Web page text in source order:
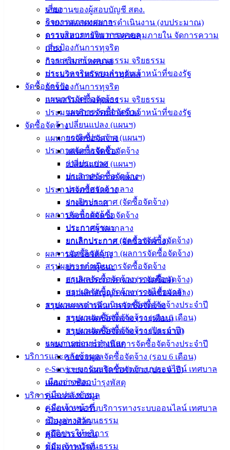
เสี่ยง
กิจการสภาเทศบาล
การบริหารทรัพยากรบุคคล
การป้องกันการทุจริต
การเสริมสร้างคุณธรรม จริยธรรม
ประมวลจริยธรรมสำหรับเจ้าหน้าที่ของรัฐ
จัดซื้อจัดจ้าง
แผนการจัดซื้อจัดจ้าง
แผนการจัดซื้อจัดจ้าง
เปลี่ยนแปลง (แผนฯ)
ยกเลิกประกาศ (แผนฯ)
ประกาศจัดซื้อจัดจ้าง
ร่างประกาศ
ประกาศจัดซื้อจัดจ้าง
ประกาศราคากลาง
ยกเลิกประกาศ (จัดซื้อจัดจ้าง)
ผลการจัดซื้อจัดจ้าง
ประกาศผู้ชนะ
ยกเลิกประกาศ (ผลการจัดซื้อจัดจ้าง)
บอกเลิกสัญญา (ผลการจัดซื้อจัดจ้าง)
สรุปผลการดำเนินการจัดซื้อจัดจ้าง
สรุปผลจัดซื้อจัดจ้าง (รายเดือน)
สรุปผลจัดซื้อจัดจ้าง (รายไตรมาส)
รายงานผลการดำเนินการจัดซื้อจัดจ้างประจำปี
รายงานผลจัดซื้อจัดจ้าง (รอบ 6 เดือน)
รายงานผลจัดซื้อจัดจ้าง (ประจำปี)
แผนการซ่อมบำรุงพัสดุ
บริการและคลังข้อมูล
e-Service ขอรับบริการทางระบบออนไลน์ เทศบาล
เมืองอ่างศิลา
คู่มือประชาชน
คู่มือเจ้าหน้าที่
ข้อมูลทางวัฒนธรรม
สถิติการให้บริการ
ข้อมูลทางวัฒนธรรม
รายงานของผู้สอบบัญชี สตง.
รายงานแสดงผลการดำเนินงาน (งบประมาณ)
ตรวจสอบภายใน การควบคุมภายใน จัดการความ
เสี่ยง
กิจการสภาเทศบาล
การบริหารทรัพยากรบุคคล
การป้องกันการทุจริต
การเสริมสร้างคุณธรรม จริยธรรม
ประมวลจริยธรรมสำหรับเจ้าหน้าที่ของรัฐ
จัดซื้อจัดจ้าง
แผนการจัดซื้อจัดจ้าง
แผนการจัดซื้อจัดจ้าง
เปลี่ยนแปลง (แผนฯ)
ยกเลิกประกาศ (แผนฯ)
ประกาศจัดซื้อจัดจ้าง
ร่างประกาศ
ประกาศจัดซื้อจัดจ้าง
ประกาศราคากลาง
ยกเลิกประกาศ (จัดซื้อจัดจ้าง)
ผลการจัดซื้อจัดจ้าง
ประกาศผู้ชนะ
ยกเลิกประกาศ (ผลการจัดซื้อจัดจ้าง)
บอกเลิกสัญญา (ผลการจัดซื้อจัดจ้าง)
สรุปผลการดำเนินการจัดซื้อจัดจ้าง
สรุปผลจัดซื้อจัดจ้าง (รายเดือน)
สรุปผลจัดซื้อจัดจ้าง (รายไตรมาส)
รายงานผลการดำเนินการจัดซื้อจัดจ้างประจำปี
รายงานผลจัดซื้อจัดจ้าง (รอบ 6 เดือน)
รายงานผลจัดซื้อจัดจ้าง (ประจำปี)
แผนการซ่อมบำรุงพัสดุ
บริการและคลังข้อมูล
e-Service ขอรับบริการทางระบบออนไลน์ เทศบาล
เมืองอ่างศิลา
คู่มือประชาชน
คู่มือเจ้าหน้าที่
142-100-104
บริการ
ประชาชน
ดาวน์โหลด
แบบ
ฟอร์ม,
เอกสาร
คู่มือ
สำหรับ
ประชาชน/
ปฏิบัติ
ข่าวสาร
ข้อมูล
ข่าวสาร
อิเล็กทรอนิกส์
ความรู้
(Knowledge
Management)
ติดต่อ
เทศบาล
สายตรง
นายก
ประวัติ
เทศบาล